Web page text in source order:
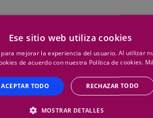
industrial. ¿Sabías que una medición
es esencial, y entender la ciencia de
para el mantenimiento eficaz y
el fracaso en una carrera industrial.
Ese sitio web utiliza cookies
para mejorar la experiencia del usuario. Al utilizar
de acuerdo con nuestra Política de cookies.
ACEPTAR TODO RECHAZAR TODO
MOSTRAR DETALLES